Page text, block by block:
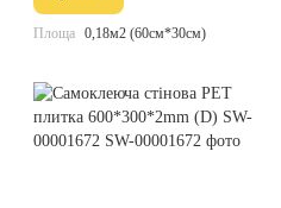
Площа 0,18м2 (60см*30см)